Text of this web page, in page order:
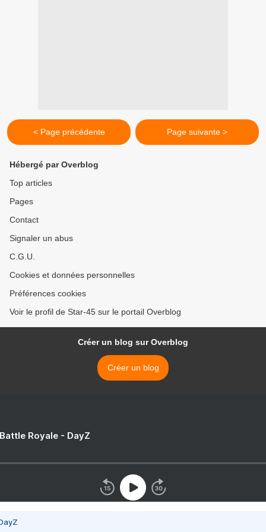
< Page précédente Page suivante >
Hébergé par Overblog
Top articles
Pages
Contact
Signaler un abus
C.G.U.
Cookies et données personnelles
Préférences cookies
Voir le profil de Star-45 sur le portail Overblog
Créer un blog sur Overblog
Créer un blog
Royale - DayZ